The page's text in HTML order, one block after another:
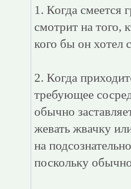
1. Когда смеется
смотрит на того,
кого бы он хотел
2. Когда
требующее
обычно
жевать жвачку
на
поскольку